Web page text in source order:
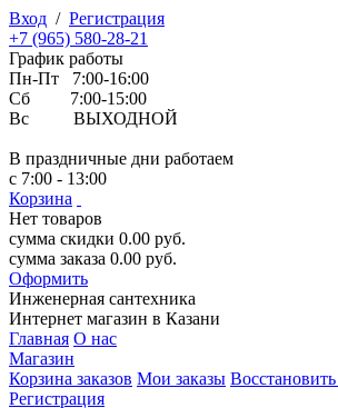
Вход / Регистрация
+7 (965) 580-28-21
График работы
Пн-Пт 7:00-16:00
Сб 7:00-15:00
Вс ВЫХОДНОЙ
В праздничные дни работаем
с 7:00 - 13:00
Корзина
Нет товаров
сумма скидки 0.00 руб.
сумма заказа 0.00 руб.
Оформить
Инженерная сантехника
Интернет магазин в Казани
Главная О нас
Магазин
Корзина заказов Мои заказы
Регистрация